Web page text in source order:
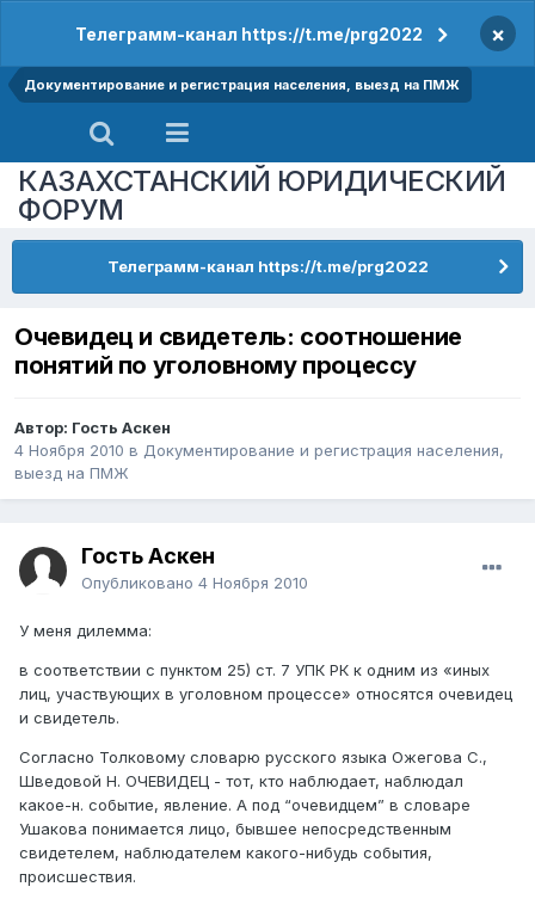
Телеграмм-канал https://t.me/prg2022 ×
Документирование и регистрация населения, выезд на ПМЖ
КАЗАХСТАНСКИЙ ЮРИДИЧЕСКИЙ
ФОРУМ
Телеграмм-канал https://t.me/prg2022
Очевидец и свидетель: соотношение
понятий по уголовному процессу
Автор: Гость Аскен
4 Ноября 2010 в Документирование и регистрация населения,
выезд на ПМЖ
Гость Аскен
Опубликовано 4 Ноября 2010
У меня дилемма:
в соответствии с пунктом 25) ст. 7 УПК РК к одним из «иных
лиц, участвующих в уголовном процессе» относятся очевидец
и свидетель.
Согласно Толковому словарю русского языка Ожегова С.,
Шведовой Н. ОЧЕВИДЕЦ - тот, кто наблюдает, наблюдал
какое-н. событие, явление. А под “очевидцем” в словаре
Ушакова понимается лицо, бывшее непосредственным
свидетелем, наблюдателем какого-нибудь события,
происшествия.